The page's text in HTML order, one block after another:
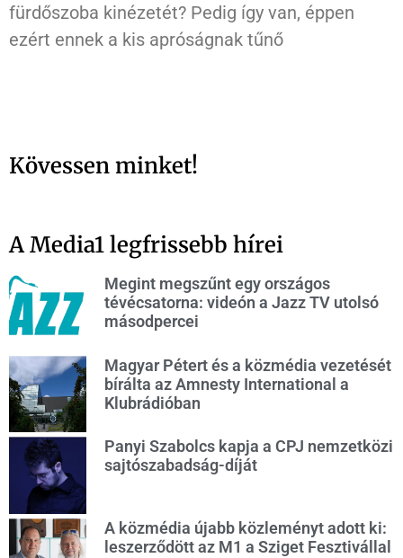
fürdőszoba kinézetét? Pedig így van, éppen
ezért ennek a kis apróságnak tűnő
Kövessen minket!
A Media1 legfrissebb hírei
Megint megszűnt egy országos
tévécsatorna: videón a Jazz TV utolsó
másodpercei
Magyar Pétert és a közmédia vezetését
bírálta az Amnesty International a
Klubrádióban
Panyi Szabolcs kapja a CPJ nemzetközi
sajtószabadság-díját
A közmédia újabb közleményt adott ki:
leszerződött az M1 a Sziget Fesztivállal